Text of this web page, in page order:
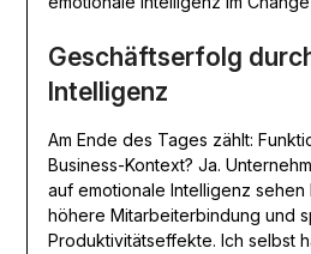
Geschäftserfolg
Intelligenz
Am Ende des Tages zählt:
Business-Kontext? Ja.
auf emotionale Intelligenz sehen
höhere Mitarbeiterbindung und
Produktivitätseffekte. Ich selbst